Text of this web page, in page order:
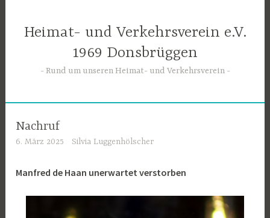
springenHeimat- und Verkehrsverein e.V.
1969 Donsbrüggen
Rund um unseren Heimat- und Verkehrsverein
Nachruf
6. März 2025 Silvia Luggenhölscher
Manfred de Haan unerwartet verstorben